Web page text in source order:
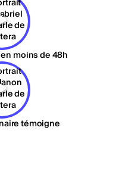
moins de 48h
témoigne